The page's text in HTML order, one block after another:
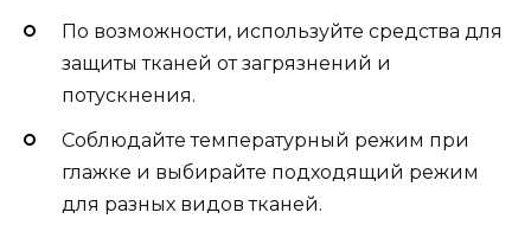
По возможности, используйте средства для
защиты тканей от загрязнений и
потускнения.
Соблюдайте температурный режим при
глажке и выбирайте подходящий режим
для разных видов тканей.